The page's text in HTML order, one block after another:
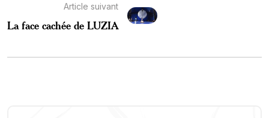
Article suivant
La face cachée de LUZIA